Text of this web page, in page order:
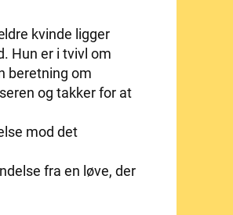
kvinde ligger
Hun er i tvivl om
beretning om
og takker for at
mod det
fra en løve, der